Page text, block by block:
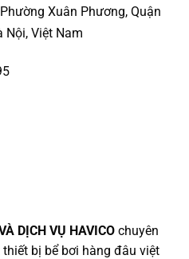
Xuân Phương, Quận
Nội, Việt Nam
DỊCH VỤ HAVICO chuyên
bị bể bơi hàng đâu việt